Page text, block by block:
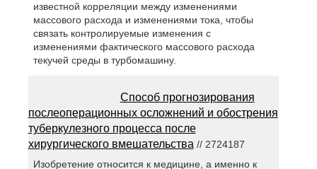
известной корреляции между изменениями
массового расхода и изменениями тока, чтобы
связать контролируемые изменения с
изменениями фактического массового расхода
текучей среды в турбомашину.
Способ прогнозирования
послеоперационных осложнений и обострения
туберкулезного процесса после
хирургического вмешательства// 2724187
Изобретение относится к медицине, а именно к